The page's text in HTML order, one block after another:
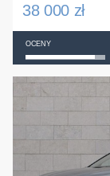
38 000 zł
OCENY